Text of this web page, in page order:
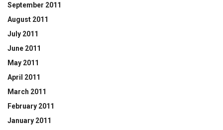
September 2011
August 2011
July 2011
June 2011
May 2011
April 2011
March 2011
February 2011
January 2011